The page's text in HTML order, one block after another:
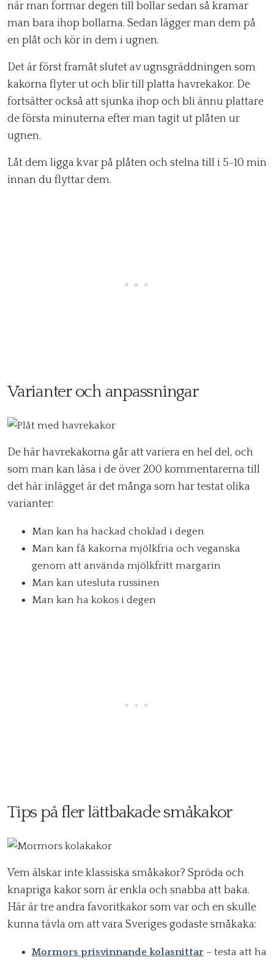
när man formar degen till bollar sedan så kramar
man bara ihop bollarna. Sedan lägger man dem på
en plåt och kör in dem i ugnen.
Det är först framåt slutet av ugnsgräddningen som
kakorna flyter ut och blir till platta havrekakor. De
fortsätter också att sjunka ihop och bli ännu plattare
de första minuterna efter man tagit ut plåten ur
ugnen.
Låt dem ligga kvar på plåten och stelna till i 5-10 min
innan du flyttar dem.
Varianter och anpassningar
De här havrekakorna går att variera en hel del, och
som man kan läsa i de över 200 kommentarerna till
det här inlägget är det många som har testat olika
varianter:
Man kan ha hackad choklad i degen
Man kan få kakorna mjölkfria och veganska
genom att använda mjölkfritt margarin
Man kan utesluta russinen
Man kan ha kokos i degen
Tips på fler lättbakade småkakor
Vem älskar inte klassiska småkakor? Spröda och
knapriga kakor som är enkla och snabba att baka.
Här är tre andra favoritkakor som var och en skulle
kunna tävla om att vara Sveriges godaste småkaka:
Mormors prisvinnande kolasnittar – testa att ha